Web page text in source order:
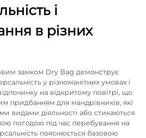
і
в різних
замком Dry Bag демонструє
у різноманітних умовах і
на відкритому повітрі, що
придбанням для мандрівників, які
видами діяльності або стикаються
погодою під час перебування на
пояснюється базовою